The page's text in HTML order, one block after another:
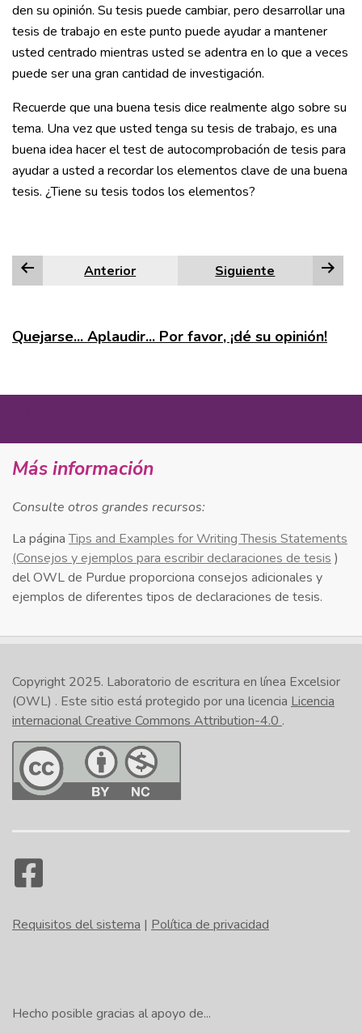
den su opinión. Su tesis puede cambiar, pero desarrollar una
tesis de trabajo en este punto puede ayudar a mantener
usted centrado mientras usted se adentra en lo que a veces
puede ser una gran cantidad de investigación.
Recuerde que una buena tesis dice realmente algo sobre su
tema. Una vez que usted tenga su tesis de trabajo, es una
buena idea hacer el test de autocomprobación de tesis para
ayudar a usted a recordar los elementos clave de una buena
tesis. ¿Tiene su tesis todos los elementos?
Anterior Siguiente
Quejarse... Aplaudir... Por favor, ¡dé su opinión!
Más información
Consulte otros grandes recursos:
La páginaTips and Examples for Writing Thesis Statements
(Consejos y ejemplos para escribir declaraciones de tesis )
del OWL de Purdue proporciona consejos adicionales y
ejemplos de diferentes tipos de declaraciones de tesis.
Copyright 2025. Laboratorio de escritura en línea Excelsior
(OWL) . Este sitio está protegido por una licencia Licencia
internacional Creative Commons Attribution-4.0 .
Requisitos del sistema | Política de privacidad
Hecho posible gracias al apoyo de...